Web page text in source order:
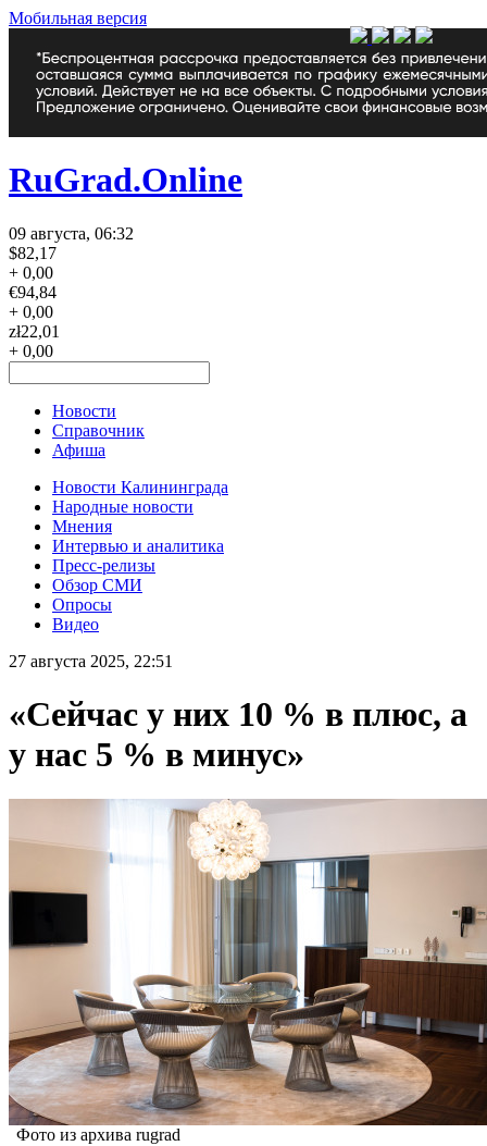
Мобильная версия
RuGrad.Online
09 августа, 06:32
$82,17
+ 0,00
€94,84
+ 0,00
zł22,01
+ 0,00
Новости
Справочник
Афиша
Новости Калининграда
Народные новости
Мнения
Интервью и аналитика
Пресс-релизы
Обзор СМИ
Опросы
Видео
27 августа 2025, 22:51
«Сейчас у них 10 % в плюс, а
у нас 5 % в минус»
Фото из архива rugrad